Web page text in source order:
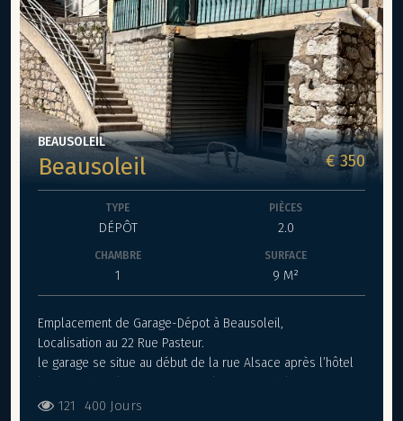
BEAUSOLEIL
Beausoleil € 350
TYPE
DÉPÔT
PIÈCES
2.0
CHAMBRE
1
SURFACE
9 M²
Emplacement de Garage-Dépot à Beausoleil,
Localisation au 22 Rue Pasteur.
le garage se situe au début de la rue Alsace après l’hôtel
ce garage est équipé d’un volet roulant, électricité
121 400 Jours